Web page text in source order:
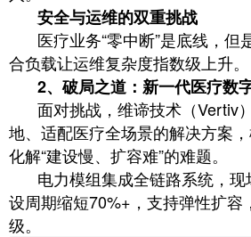
安全与运维的双重挑战
医疗业务“零中断”是底线，但
合负载让运维复杂度指数级上升。
2、破局之道：新一代医疗数
面对挑战，维谛技术（Vertiv
地、适配医疗全场景的解决方案
化解“建设慢、扩容难”的难题。
电力模组集成全链路系统，
设周期缩短70%+，支持弹性扩容
级。